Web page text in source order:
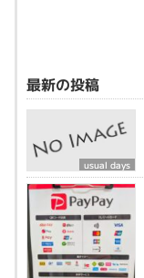
最新の投稿
usual days